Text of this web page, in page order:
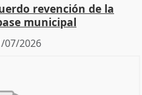
revención de la
municipal
07/2026